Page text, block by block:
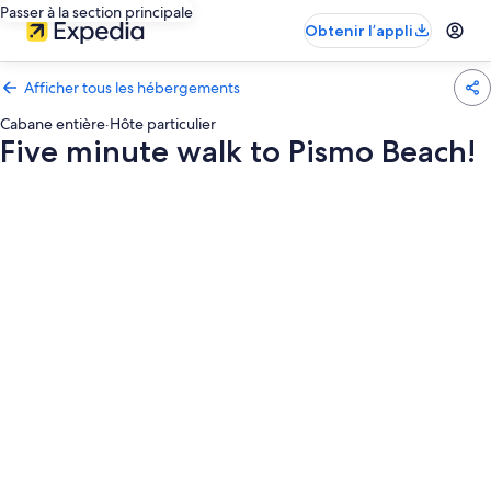
Passer à la section principale
Obtenir l’appli
Afficher tous les hébergements
Cabane entière·Hôte particulier
Five minute walk to Pismo Beach!